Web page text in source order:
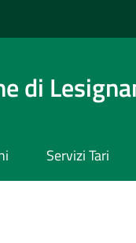
di
Servizi Tari